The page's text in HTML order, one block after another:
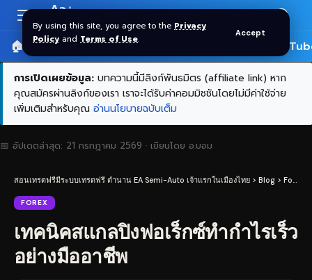
By using this site, you agree to the Privacy
Policy and Terms of Use.
Accept
Resizer
Aa
🏠 หน้าแรก ราคาทอง SPDR 🎬
การเปิดเผยข้อมูล: บทความนี้มีลิงก์พันธมิตร (affiliate link) หาก
คุณสมัครผ่านลิงก์ของเรา เราจะได้รับค่าคอมมิชชันโดยไม่มีค่าใช้จ่าย
เพิ่มเติมสำหรับคุณ อ่านนโยบายฉบับเต็ม
📅 อัปเดตล่าสุด: 21 กรกฎาคม 2569 · เขียนโดย อ.บอม
สอนเทรดฟรีมีระบบเทรดฟรี ตำนาน EA Semi-Auto เจ้าแรกในเมืองไทย > Blog > Forex
FOREX
เทคนิคสแกลปิงฟอเร็กซ์ทำกำไรเร็ว
อย่างมืออาชีพ